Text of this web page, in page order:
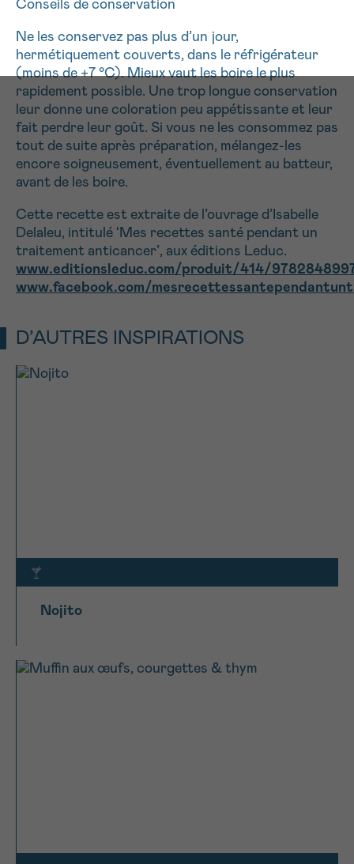
Conseils de conservation
Ne les conservez pas plus d’un jour,
hermétiquement couverts, dans le réfrigérateur
(moins de +7 °C). Mieux vaut les boire le plus
rapidement possible. Une trop longue conservation
leur donne une coloration peu appétissante et leur
fait perdre leur goût. Si vous ne les consommez pas
tout de suite après préparation, mélangez-les
encore soigneusement, éventuellement au batteur,
avant de les boire.
Cette recette est extraite de l’ouvrage d’Isabelle
Delaleu, intitulé ‘Mes recettes santé pendant un
traitement anticancer’, aux éditions Leduc.
www.editionsleduc.com/produit/414/
www.facebook.com/
D’AUTRES INSPIRATIONS
Nojito